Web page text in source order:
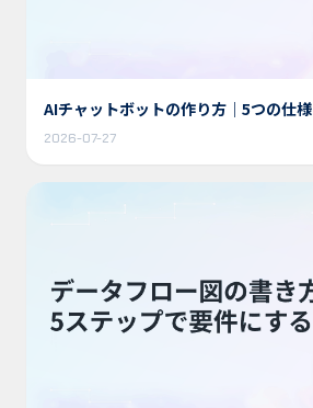
AIチャットボットの作り方｜5つの仕様
2026-07-27